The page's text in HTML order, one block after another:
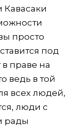
просто
под
праве на
ведь в той
всех людей,
люди с
рады